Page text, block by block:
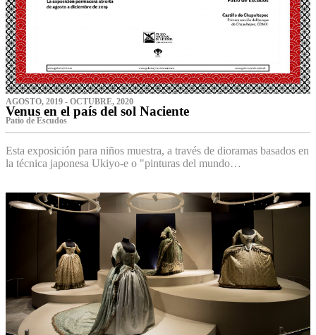
AGOSTO, 2019 - OCTUBRE, 2020
Venus en el país del sol Naciente
P‌atio de Escudos
Esta exposición para niños muestra, a través de dioramas basados en
la técnica japonesa Ukiyo-e o "pinturas del mundo…